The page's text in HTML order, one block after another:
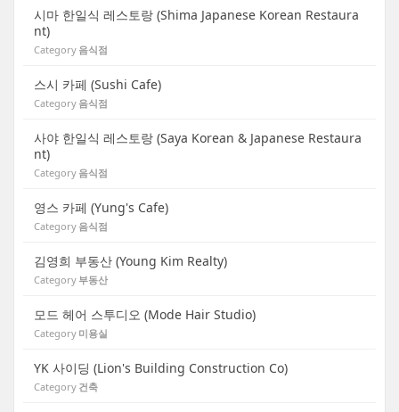
시마 한일식 레스토랑 (Shima Japanese Korean Restaura
nt)
Category 음식점
스시 카페 (Sushi Cafe)
Category 음식점
사야 한일식 레스토랑 (Saya Korean & Japanese Restaura
nt)
Category 음식점
영스 카페 (Yung's Cafe)
Category 음식점
김영희 부동산 (Young Kim Realty)
Category 부동산
모드 헤어 스투디오 (Mode Hair Studio)
Category 미용실
YK 사이딩 (Lion's Building Construction Co)
Category 건축